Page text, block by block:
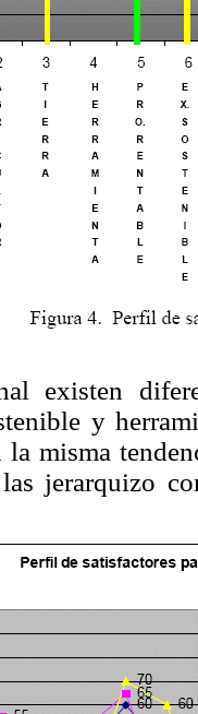
existen
y
la misma
jerarquizo